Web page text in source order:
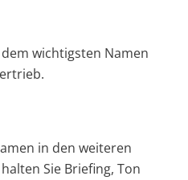
wichtigsten Namen
in den weiteren
Sie Briefing, Ton